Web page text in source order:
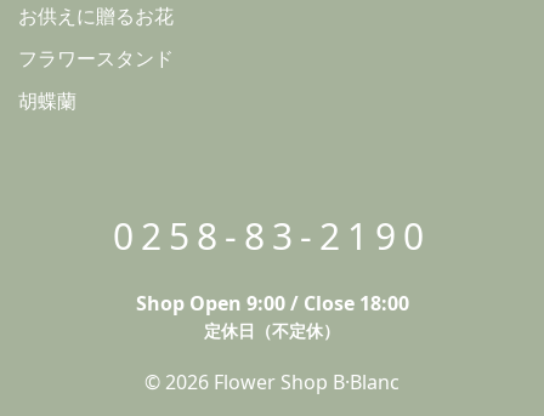
お供えに贈るお花
フラワースタンド
胡蝶蘭
0258-83-2190
Shop Open 9:00 / Close 18:00
定休日（不定休）
© 2026 Flower Shop B·Blanc